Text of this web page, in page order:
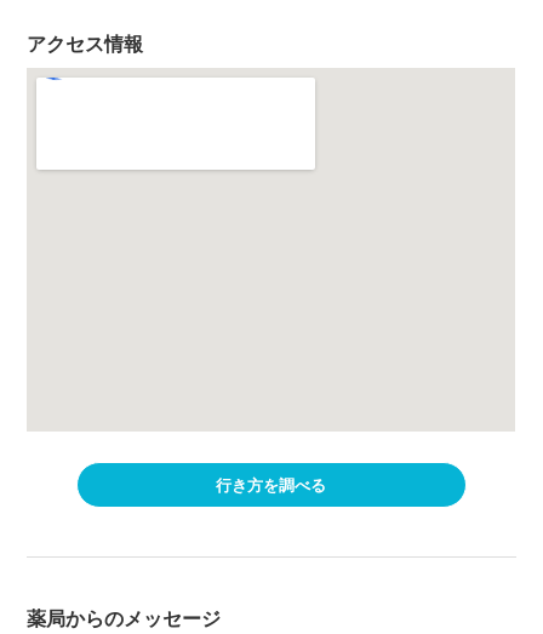
アクセス情報
行き方を調べる
薬局からのメッセージ